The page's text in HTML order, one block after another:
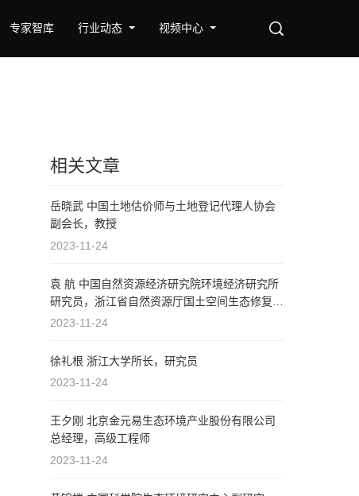
专家智库 行业动态 视频中心
相关文章
岳晓武 中国土地估价师与土地登记代理人协会
副会长，教授
2023-11-24
袁 航 中国自然资源经济研究院环境经济研究所
研究员，浙江省自然资源厅国土空间生态修复处
原三级调研员，高级工程师
2023-11-24
徐礼根 浙江大学所长，研究员
2023-11-24
王夕刚 北京金元易生态环境产业股份有限公司
总经理，高级工程师
2023-11-24